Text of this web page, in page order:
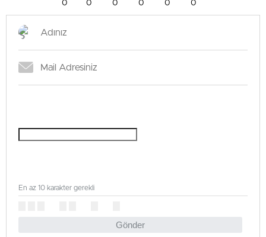
0 0 0 0 0 0
Gönder
En az 10 karakter gerekli